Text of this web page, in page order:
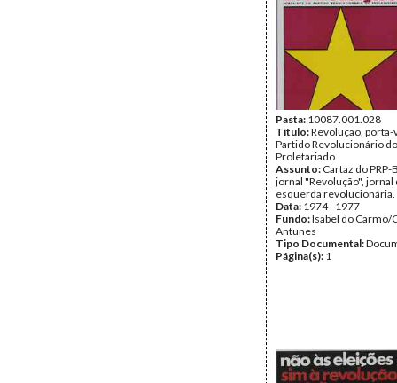
Pasta: 10087.001.028
Título:Revolução, porta-
Partido Revolucionário do
Proletariado
Assunto: Cartaz do PRP-
jornal "Revolução", jornal
esquerda revolucionária.
Data: 1974 - 1977
Fundo:Isabel do Carmo/
Antunes
Tipo Documental:
Página(s): 1